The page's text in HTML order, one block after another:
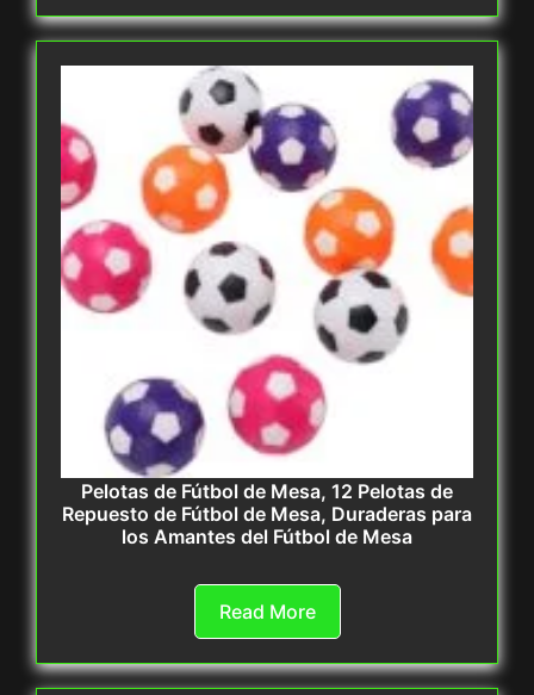
Pelotas de Fútbol de Mesa, 12 Pelotas de
Repuesto de Fútbol de Mesa, Duraderas para
los Amantes del Fútbol de Mesa
Read More